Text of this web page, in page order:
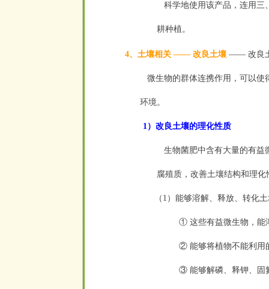
科学地使用该产品，连用三
耕种植。
4、土壤相关 —— 改良土壤 —— 改良
微生物的群体连携作用，可以使
环境。
1）改良土壤的理化性质
生物菌肥中含有大量的有益
腐殖质，改善土壤结构和理化
（1）能够溶解、释放、转
① 这些有益微生物，能
② 能够将植物不能利用
③ 能够解磷、释钾、固